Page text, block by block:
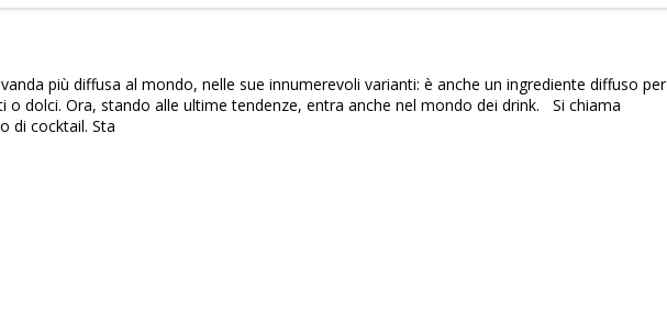
più diffusa al mondo, nelle sue innumerevoli varianti: è anche un ingrediente diffuso per
o dolci. Ora, stando alle ultime tendenze, entra anche nel mondo dei drink. Si chiama
di cocktail. Sta